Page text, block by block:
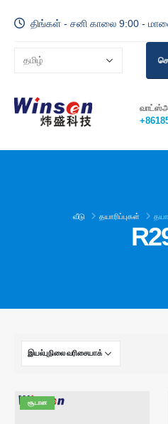
திங்கள் - சனி காலை 9:00 -
வீடு தயாரிப்புகள்
சூடான